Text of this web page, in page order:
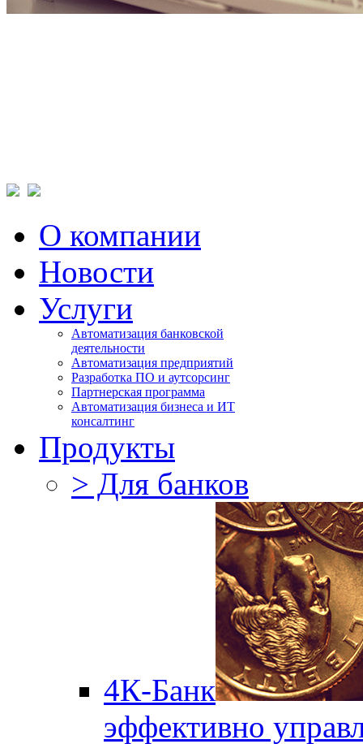
О компании
Новости
Услуги
Автоматизация банковской
деятельности
Автоматизация предприятий
Разработка ПО и аутсорсинг
Партнерская программа
Автоматизация бизнеса и ИТ
консалтинг
Продукты
> Для банков
4К-Банк
эффективно